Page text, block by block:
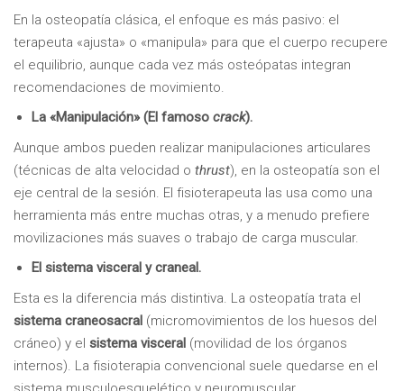
En la osteopatía clásica, el enfoque es más pasivo: el
terapeuta «ajusta» o «manipula» para que el cuerpo recupere
el equilibrio, aunque cada vez más osteópatas integran
recomendaciones de movimiento.
La «Manipulación» (El famoso crack).
Aunque ambos pueden realizar manipulaciones articulares
(técnicas de alta velocidad o thrust), en la osteopatía son el
eje central de la sesión. El fisioterapeuta las usa como una
herramienta más entre muchas otras, y a menudo prefiere
movilizaciones más suaves o trabajo de carga muscular.
El sistema visceral y craneal.
Esta es la diferencia más distintiva. La osteopatía trata el
sistema craneosacral (micromovimientos de los huesos del
cráneo) y el sistema visceral (movilidad de los órganos
internos). La fisioterapia convencional suele quedarse en el